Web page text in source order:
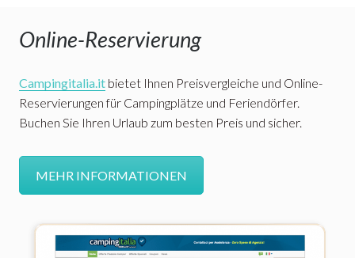
Online-Reservierung
Campingitalia.it bietet Ihnen Preisvergleiche und Online-
Reservierungen für Campingplätze und Feriendörfer.
Buchen Sie Ihren Urlaub zum besten Preis und sicher.
MEHR INFORMATIONEN